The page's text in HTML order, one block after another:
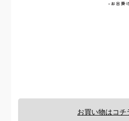
お買い物はコチ